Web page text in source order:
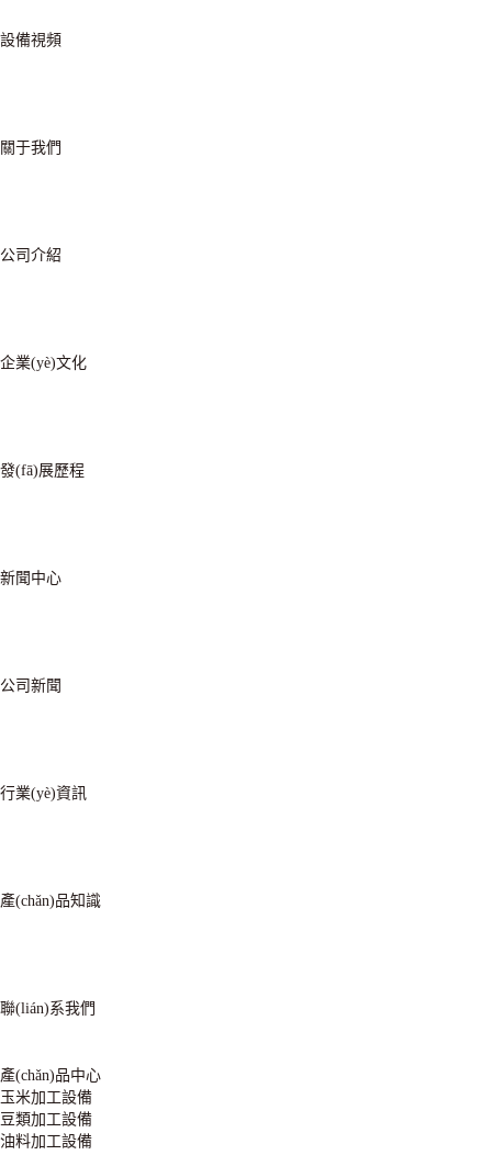
設備視頻
關于我們
公司介紹
企業(yè)文化
發(fā)展歷程
新聞中心
公司新聞
行業(yè)資訊
產(chǎn)品知識
聯(lián)系我們
產(chǎn)品中心
玉米加工設備
豆類加工設備
油料加工設備